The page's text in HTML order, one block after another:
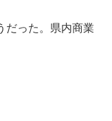
だった。県内商業